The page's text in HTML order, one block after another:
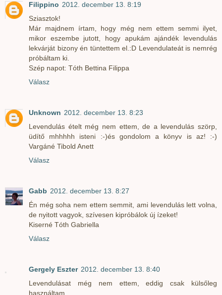
Filippino 2012. december 13. 8:19
Sziasztok!
Már majdnem írtam, hogy még nem ettem semmi ilyet,
mikor eszembe jutott, hogy apukám ajándék levendulás
lekvárját bizony én tüntettem el.:D Levendulateát is nemrég
próbáltam ki.
Szép napot: Tóth Bettina Filippa
Válasz
Unknown 2012. december 13. 8:23
Levendulás ételt még nem ettem, de a levendulás szörp,
üdítő mhhhhh isteni :-)és gondolom a könyv is az! :-)
Vargáné Tibold Anett
Válasz
Gabb 2012. december 13. 8:27
Én még soha nem ettem semmit, ami levendulás lett volna,
de nyitott vagyok, szívesen kipróbálok új ízeket!
Kiserné Tóth Gabriella
Válasz
Gergely Eszter 2012. december 13. 8:40
Levendulásat még nem ettem, eddig csak külsőleg
használtam.